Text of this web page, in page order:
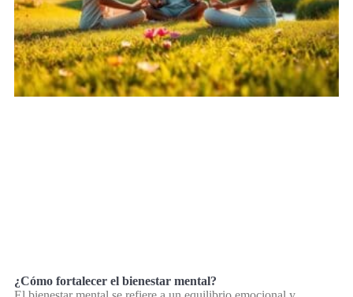
¿Cómo fortalecer el bienestar mental?